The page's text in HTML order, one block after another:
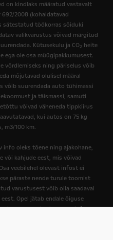
on kindlaks määratud vastavalt
692/2008 (kohaldatavad
sätestatud töökorras sõiduki
valikvarustus võivad märgitud
Kütusekulu ja CO2 heite
ega ole osa müügipakkumusest.
võrdlemiseks ning päriselus võib
mõjutavad olulisel määral
võib suurendada auto tühimassi
ja täismassi, samuti
võivad väheneda tippkiirus
kui autos on 75 kg
m3/100 km.
info oleks tõene ning ajakohane,
või kahjude eest, mis võivad
veebilehel olevast infost ei
päraste nende turule toomist
varustusest võib olla saadaval
Opel jätab endale õiguse
Täpsemat ja ajakohast infot